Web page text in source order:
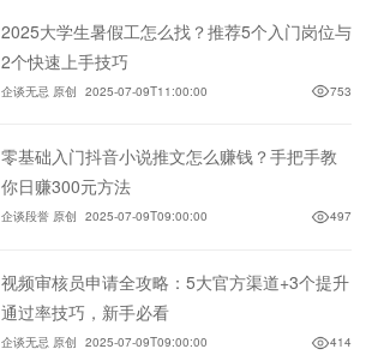
2025大学生暑假工怎么找？推荐5个入门岗位与
2个快速上手技巧
企谈无忌 原创 2025-07-09T11:00:00 753
零基础入门抖音小说推文怎么赚钱？手把手教
你日赚300元方法
企谈段誉 原创 2025-07-09T09:00:00 497
视频审核员申请全攻略：5大官方渠道+3个提升
通过率技巧，新手必看
企谈无忌 原创 2025-07-09T09:00:00 414